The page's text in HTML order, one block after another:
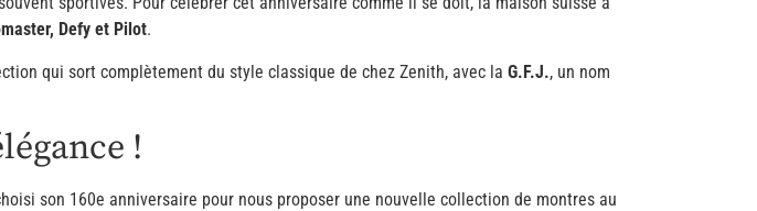
Defy et Pilot.
qui sort complètement du style classique de chez Zenith, avec la G.F.J., un nom
!
son 160e anniversaire pour nous proposer une nouvelle collection de montres au